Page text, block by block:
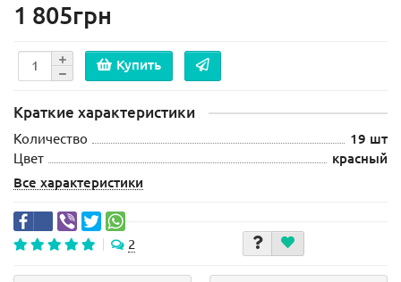
1 805грн
Купить
Краткие характеристики
Количество
19 шт
Цвет
красный
Все характеристики
2